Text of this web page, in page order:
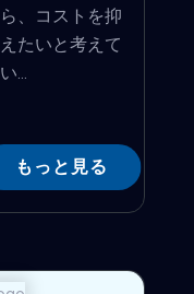
ら、コストを抑
えたいと考えて
い...
もっと見る